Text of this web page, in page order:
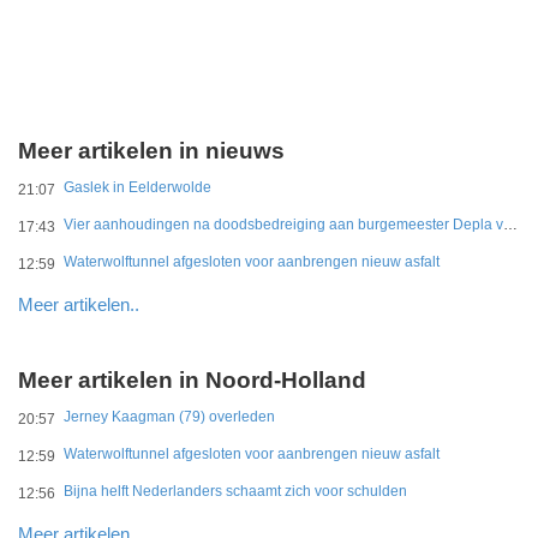
Meer artikelen in nieuws
21:07 Gaslek in Eelderwolde
17:43 Vier aanhoudingen na doodsbedreiging aan burgemeester Depla van Breda
12:59 Waterwolftunnel afgesloten voor aanbrengen nieuw asfalt
Meer artikelen..
Meer artikelen in Noord-Holland
20:57 Jerney Kaagman (79) overleden
12:59 Waterwolftunnel afgesloten voor aanbrengen nieuw asfalt
12:56 Bijna helft Nederlanders schaamt zich voor schulden
Meer artikelen..